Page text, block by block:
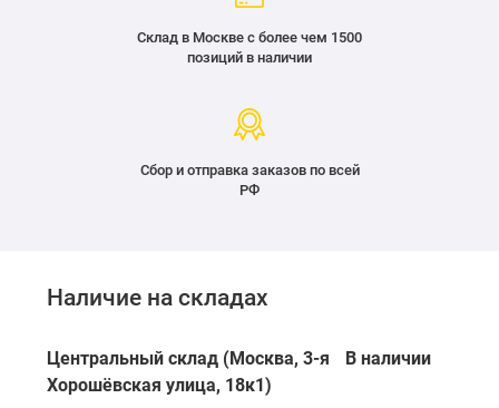
Склад в Москве с более чем 1500
позиций в наличии
Сбор и отправка заказов по всей
РФ
Наличие на складах
Центральный склад (Москва, 3-я
Хорошёвская улица, 18к1)
В наличии